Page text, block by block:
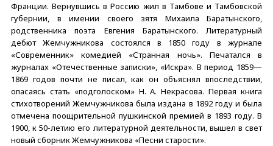
Франции. Вернувшись в Россию жил в Тамбове и Тамбовской
губернии, в имении своего зятя Михаила Баратынского,
родственника поэта Евгения Баратынского. Литературный
дебют Жемчужникова состоялся в 1850 году в журнале
«Современник» комедией «Странная ночь». Печатался в
журналах «Отечественные записки», «Искра». В период 1859—
1869 годов почти не писал, как он объяснял впоследствии,
опасаясь стать «подголоском» Н. А. Некрасова. Первая книга
стихотворений Жемчужникова была издана в 1892 году и была
отмечена поощрительной пушкинской премией в 1893 году. В
1900, к 50-летию его литературной деятельности, вышел в свет
новый сборник Жемчужникова «Песни старости».